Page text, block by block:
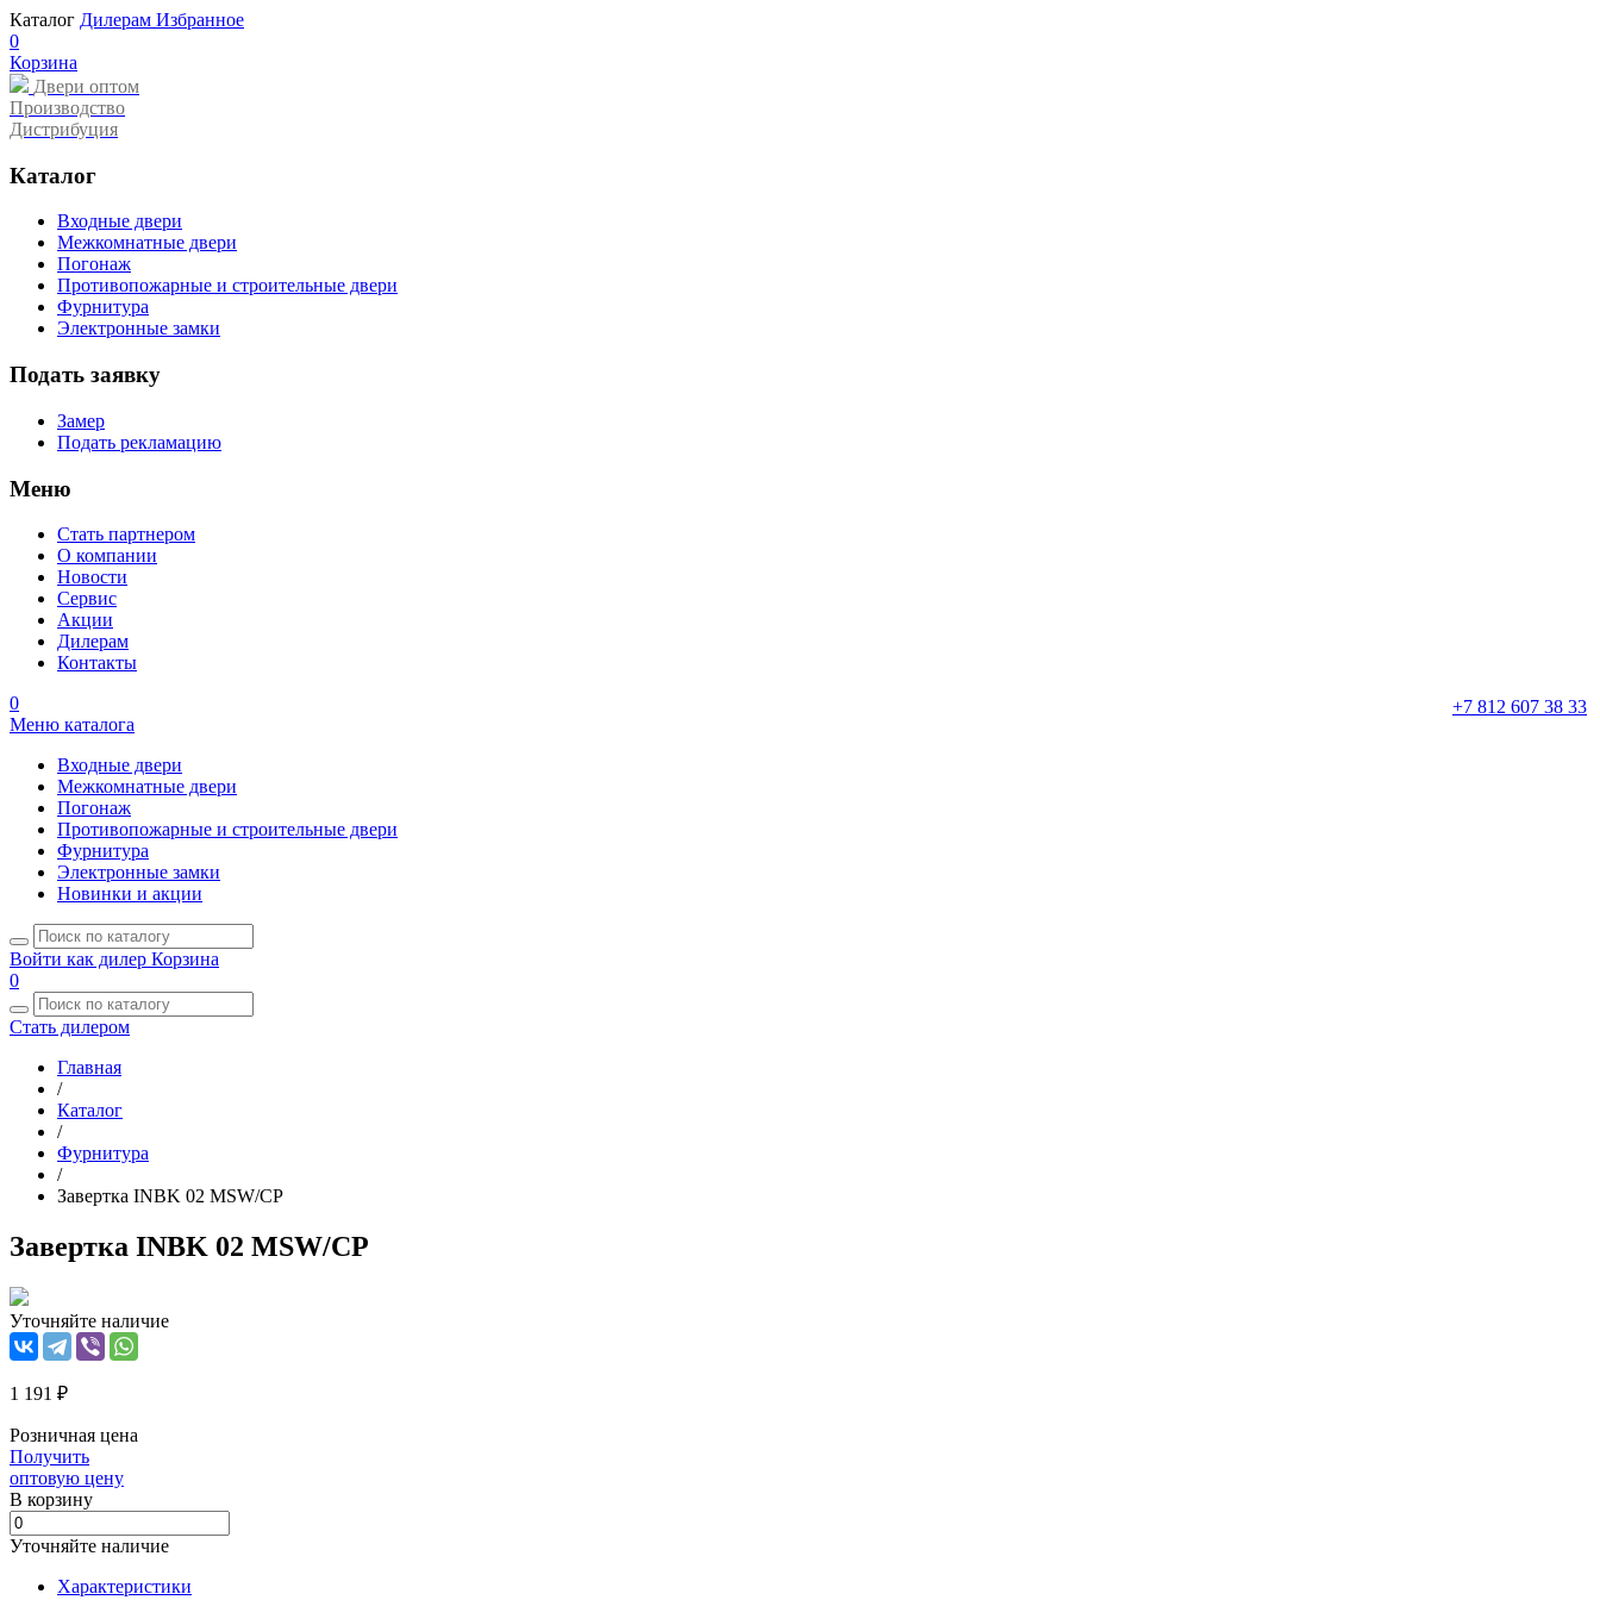
Каталог Дилерам Избранное
0
Корзина
Двери оптом
Производство
Дистрибуция
Каталог
Входные двери
Межкомнатные двери
Погонаж
Противопожарные и строительные двери
Фурнитура
Электронные замки
Подать заявку
Замер
Подать рекламацию
Меню
Стать партнером
О компании
Новости
Сервис
Акции
Дилерам
Контакты
+7 812 607 38 33
0
Меню каталога
Входные двери
Межкомнатные двери
Погонаж
Противопожарные и строительные двери
Фурнитура
Электронные замки
Новинки и акции
Войти как дилер Корзина
0
Стать дилером
Главная
/
Каталог
/
Фурнитура
/
Завертка INBK 02 MSW/CP
Завертка INBK 02 MSW/CP
Уточняйте наличие
1 191 ₽
Розничная цена
Получить
оптовую цену
В корзинy
Уточняйте наличие
Характеристики